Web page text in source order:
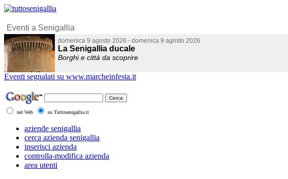
Eventi segnalati su www.marcheinfesta.it
nel Web su Tuttosenigallia.it
aziende senigallia
cerca azienda senigallia
inserisci azienda
controlla-modifica azienda
area utenti